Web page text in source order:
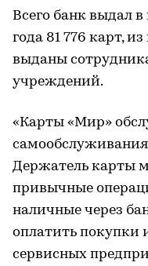
Всего банк выдал
года 81 776 карт,
выданы
учреждений.
«Карты «Мир»
Держатель карты
привычные
наличные через
оплатить покупки
сервисных